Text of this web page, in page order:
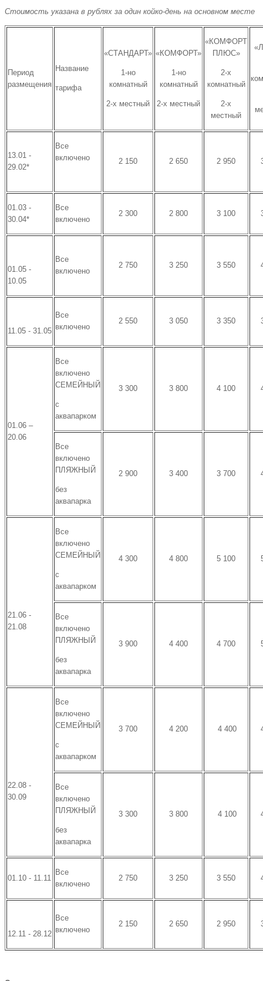
Стоимость указана в рублях за один койко-день на основном месте
Период
размещения
Название
тарифа
«СТАНДАРТ»
1-но
комнатный
2-х местный
«КОМФОРТ»
1-но
комнатный
2-х местный
«КОМФОРТ
ПЛЮС»
2-х
комнатный
2-х
местный
13.01 -
29.02*
Все
включено
2 150 2 650 2 950
01.03 -
30.04*
Все
включено
2 300 2 800 3 100
01.05 -
10.05
Все
включено
2 750 3 250 3 550
11.05 - 31.05
Все
включено
2 550 3 050 3 350
01.06 –
20.06
Все
включено
СЕМЕЙНЫЙ
с
аквапарком
3 300 3 800 4 100
Все
включено
ПЛЯЖНЫЙ
без
аквапарка
2 900 3 400 3 700
21.06 -
21.08
Все
включено
СЕМЕЙНЫЙ
с
аквапарком
4 300 4 800 5 100
Все
включено
ПЛЯЖНЫЙ
без
аквапарка
3 900 4 400 4 700
22.08 -
30.09
Все
включено
СЕМЕЙНЫЙ
с
аквапарком
3 700 4 200 4 400
Все
включено
ПЛЯЖНЫЙ
без
аквапарка
3 300 3 800 4 100
01.10 - 11.11
Все
включено
2 750 3 250 3 550
12.11 - 28.12
Все
включено
2 150 2 650 2 950